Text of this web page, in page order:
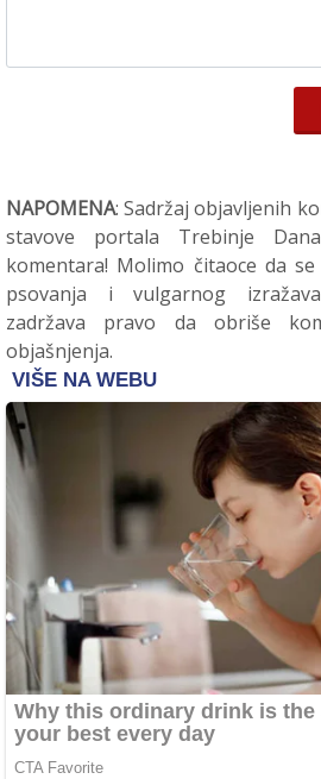
NAPOMENA: Sadržaj objavljenih
stavove portala Trebinje
komentara! Molimo čitaoce da
psovanja i vulgarnog
zadržava pravo da obriše
objašnjenja.